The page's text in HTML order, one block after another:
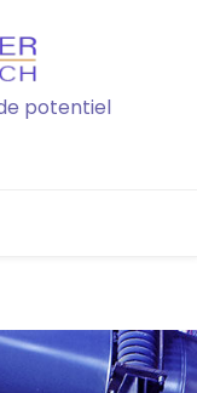
potentiel